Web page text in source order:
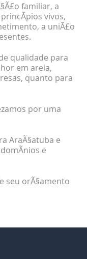
familiar, a
vivos,
a uniÃ£o
qualidade para
em areia,
quanto para
por uma
AraÃ§atuba e
e
seu orÃ§amento